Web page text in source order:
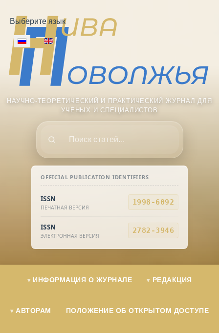
Выберите язык
OFFICIAL PUBLICATION IDENTIFIERS
ISSN
ПЕЧАТНАЯ ВЕРСИЯ
1998-6092
ISSN
ЭЛЕКТРОННАЯ ВЕРСИЯ
2782-3946
НАУЧНО-ТЕОРЕТИЧЕСКИЙ И ПРАКТИЧЕСКИЙ ЖУРНАЛ ДЛЯ
УЧЕНЫХ И СПЕЦИАЛИСТОВ
ИНФОРМАЦИЯ О ЖУРНАЛЕ РЕДАКЦИЯ
АВТОРАМ ПОЛОЖЕНИЕ ОБ ОТКРЫТОМ ДОСТУПЕ